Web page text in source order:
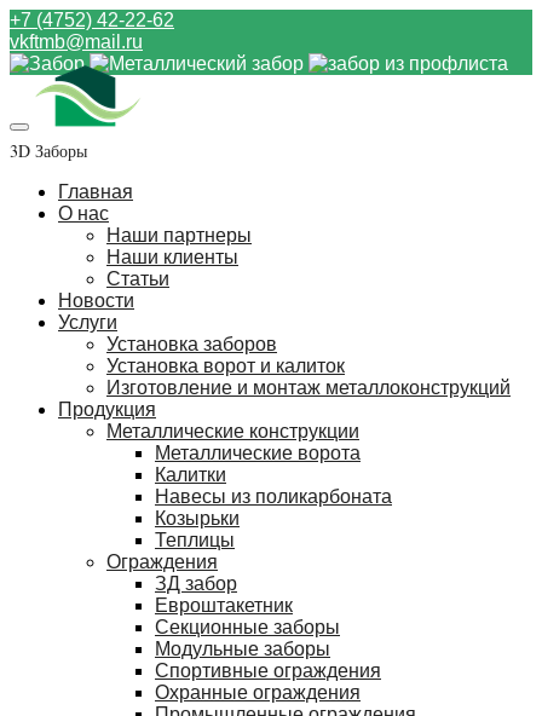
+7 (4752) 42-22-62
vkftmb@mail.ru
3D Заборы
Главная
О нас
Наши партнеры
Наши клиенты
Статьи
Новости
Услуги
Установка заборов
Установка ворот и калиток
Изготовление и монтаж металлоконструкций
Продукция
Металлические конструкции
Металлические ворота
Калитки
Навесы из поликарбоната
Козырьки
Теплицы
Ограждения
ЗД забор
Евроштакетник
Секционные заборы
Модульные заборы
Спортивные ограждения
Охранные ограждения